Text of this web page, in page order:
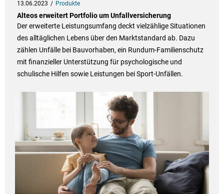
13.06.2023 Produkte
Alteos erweitert Portfolio um Unfallversicherung
Der erweiterte Leistungsumfang deckt vielzählige Situationen
des alltäglichen Lebens über den Marktstandard ab. Dazu
zählen Unfälle bei Bauvorhaben, ein Rundum-Familienschutz
mit finanzieller Unterstützung für psychologische und
schulische Hilfen sowie Leistungen bei Sport-Unfällen.